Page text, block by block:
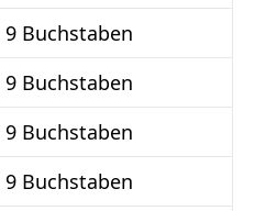
9 Buchstaben
9 Buchstaben
9 Buchstaben
9 Buchstaben